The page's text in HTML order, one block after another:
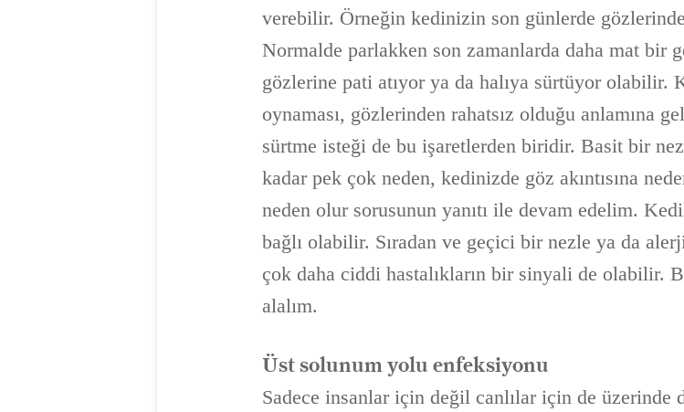
verebilir. Örneğin kedinizin son günlerde
Normalde parlakken son zamanlarda daha mat bir
gözlerine pati atıyor ya da halıya sürtüyor olabilir.
oynaması, gözlerinden rahatsız olduğu anlamına
sürtme isteği de bu işaretlerden biridir. Basit bir
kadar pek çok neden, kedinizde göz akıntısına
neden olur sorusunun yanıtı ile devam edelim.
bağlı olabilir. Sıradan ve geçici bir nezle ya da
çok daha ciddi hastalıkların bir sinyali de olabilir.
alalım.
Üst solunum yolu enfeksiyonu
Sadece insanlar için değil canlılar için de üzerinde